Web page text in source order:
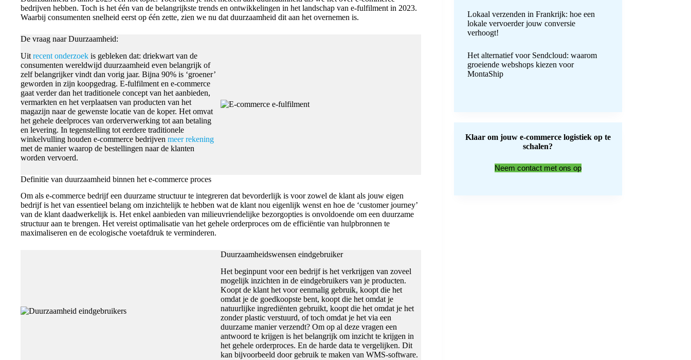
bedrijven hebben. Toch is het één van de belangrijkste trends en ontwikkelingen in het landschap van e-fulfilment in 2023.
Waarbij consumenten snelheid eerst op één zette, zien we nu dat duurzaamheid dit aan het overnemen is.
De vraag naar Duurzaamheid:
Uit recent onderzoek is gebleken dat: driekwart van de
consumenten wereldwijd duurzaamheid even belangrijk of
zelf belangrijker vindt dan vorig jaar. Bijna 90% is ‘groener’
geworden in zijn koopgedrag. E-fulfilment en e-commerce
gaat verder dan het traditionele concept van het aanbieden,
vermarkten en het verplaatsen van producten van het
magazijn naar de gewenste locatie van de koper. Het omvat
het gehele deelproces van orderverwerking tot aan betaling
en levering. In tegenstelling tot eerdere traditionele
winkelvulling houden e-commerce bedrijven meer rekening
met de manier waarop de bestellingen naar de klanten
worden vervoerd.
Definitie van duurzaamheid binnen het e-commerce proces
Om als e-commerce bedrijf een duurzame structuur te integreren dat bevorderlijk is voor zowel de klant als jouw eigen
bedrijf is het van essentieel belang om inzichtelijk te hebben wat de klant nou eigenlijk wenst en hoe de ‘customer journey’
van de klant daadwerkelijk is. Het enkel aanbieden van milieuvriendelijke bezorgopties is onvoldoende om een duurzame
structuur aan te brengen. Het vereist optimalisatie van het gehele orderproces om de efficiëntie van hulpbronnen te
maximaliseren en de ecologische voetafdruk te verminderen.
Duurzaamheidswensen eindgebruiker
Het beginpunt voor een bedrijf is het verkrijgen van zoveel
mogelijk inzichten in de eindgebruikers van je producten.
Koopt de klant het voor eenmalig gebruik, koopt die het
omdat je de goedkoopste bent, koopt die het omdat je
natuurlijke ingrediënten gebruikt, koopt die het omdat je het
zonder plastic verstuurd, of toch omdat je het via een
duurzame manier verzendt? Om op al deze vragen een
antwoord te krijgen is het belangrijk om inzicht te krijgen in
het gehele orderproces. En de harde data te vergelijken. Dit
kan bijvoorbeeld door gebruik te maken van WMS-software.
Lokaal verzenden in Frankrijk: hoe een
lokale vervoerder jouw conversie
verhoogt!
Het alternatief voor Sendcloud: waarom
groeiende webshops kiezen voor
MontaShip
Klaar om jouw e-commerce logistiek op te
schalen?
Neem contact met ons op